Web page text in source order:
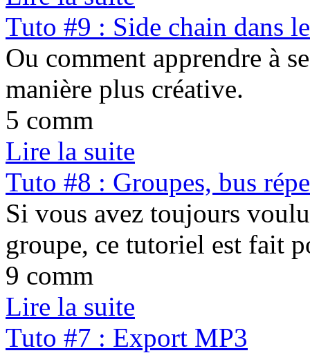
Tuto #9 : Side chain dans
Ou comment apprendre à
manière plus créative.
5 comm
Lire la suite
Tuto #8 : Groupes, bus
Si vous avez toujours
groupe, ce tutoriel est fait
9 comm
Lire la suite
Tuto #7 : Export MP3